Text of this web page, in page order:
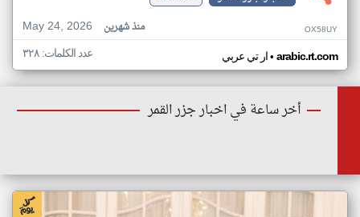
May 24, 2026
منذ شهرين OX58UY
ار تي عربي• arabic.rt.com عدد الكلمات: ٣٢٨
أخر ساعة في اخبار جزر القمر